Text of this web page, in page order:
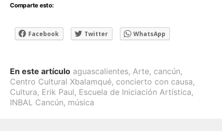
Comparte esto:
Facebook Twitter WhatsApp
En este artículo aguascalientes, Arte, cancún,
Centro Cultural Xbalamqué, concierto con causa,
Cultura, Erik Paul, Escuela de Iniciación Artística,
INBAL Cancún, música